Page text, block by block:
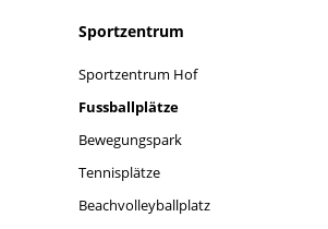
Navigation
Sportzentrum
Sportzentrum Hof
Fussballplätze
Bewegungspark
Tennisplätze
Beachvolleyballplatz